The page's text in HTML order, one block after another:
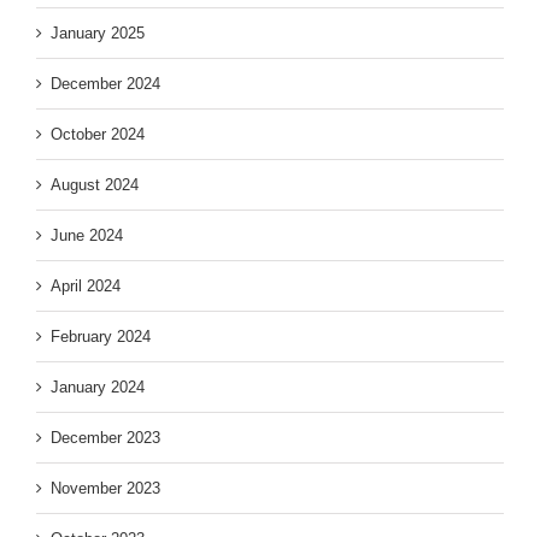
January 2025
December 2024
October 2024
August 2024
June 2024
April 2024
February 2024
January 2024
December 2023
November 2023